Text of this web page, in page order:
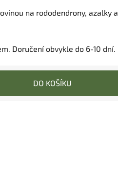
na rododendrony, azalky a
Doručení obvykle do 6-10 dní.
DO KOŠÍKU